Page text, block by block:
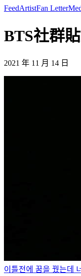
FeedArtistFan Letter
BTS社群
2021 年 11 月 14 日
이틀전에 꿈을 꿨는데